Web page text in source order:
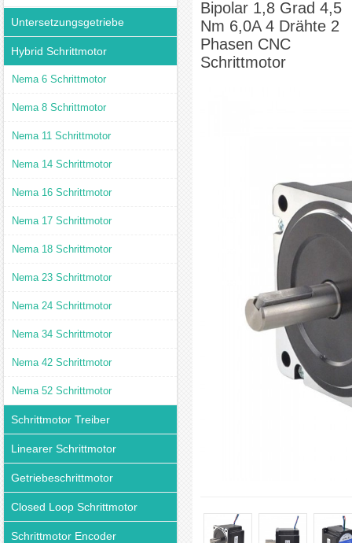
Untersetzungsgetriebe
Hybrid Schrittmotor
Nema 6 Schrittmotor
Nema 8 Schrittmotor
Nema 11 Schrittmotor
Nema 14 Schrittmotor
Nema 16 Schrittmotor
Nema 17 Schrittmotor
Nema 18 Schrittmotor
Nema 23 Schrittmotor
Nema 24 Schrittmotor
Nema 34 Schrittmotor
Nema 42 Schrittmotor
Nema 52 Schrittmotor
Schrittmotor Treiber
Linearer Schrittmotor
Getriebeschrittmotor
Closed Loop Schrittmotor
Schrittmotor Encoder
Bipolar 1,8 Grad 4,5
Nm 6,0A 4 Drähte 2
Phasen CNC
Schrittmotor